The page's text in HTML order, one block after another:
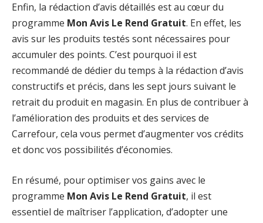
Enfin, la rédaction d’avis détaillés est au cœur du
programme Mon Avis Le Rend Gratuit. En effet, les
avis sur les produits testés sont nécessaires pour
accumuler des points. C’est pourquoi il est
recommandé de dédier du temps à la rédaction d’avis
constructifs et précis, dans les sept jours suivant le
retrait du produit en magasin. En plus de contribuer à
l’amélioration des produits et des services de
Carrefour, cela vous permet d’augmenter vos crédits
et donc vos possibilités d’économies.
En résumé, pour optimiser vos gains avec le
programme Mon Avis Le Rend Gratuit, il est
essentiel de maîtriser l’application, d’adopter une